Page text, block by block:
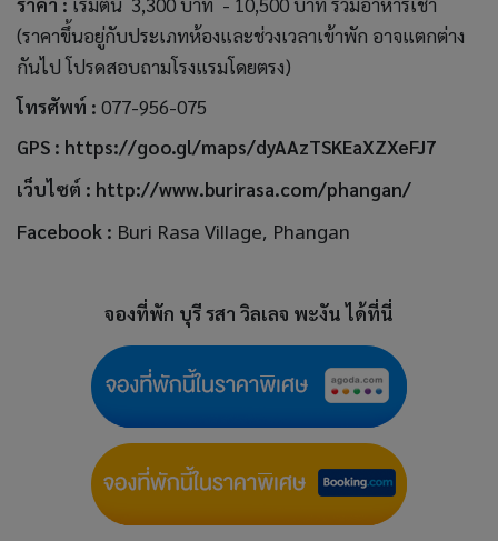
(ราคาขึ้นอยู่กับประเภทห้องและช่วงเวลาเข้าพัก อาจแตกต่าง
กันไป โปรดสอบถามโรงแรมโดยตรง)
โทรศัพท์ : 077-956-075
GPS : https://goo.gl/maps/dyAAzTSKEaXZXeFJ7
เว็บไซต์ : http://www.burirasa.com/phangan/
Facebook : Buri Rasa Village, Phangan
จองที่พัก บุรี รสา วิลเลจ พะงัน ได้ที่นี่